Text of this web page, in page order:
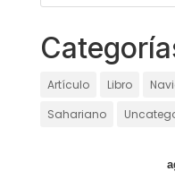
Artículo Libro
Sahariano